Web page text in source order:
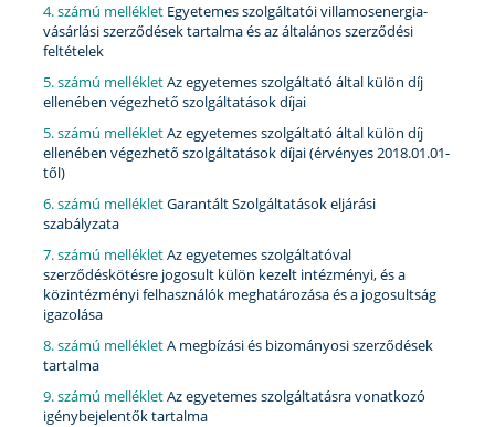
4. számú melléklet Egyetemes szolgáltatói villamosenergia-
vásárlási szerződések tartalma és az általános szerződési
feltételek
5. számú mellékletAz egyetemes szolgáltató által külön díj
ellenében végezhető szolgáltatások díjai
5. számú mellékletAz egyetemes szolgáltató által külön díj
ellenében végezhető szolgáltatások díjai (érvényes 2018.01.01-
től)
6. számú mellékletGarantált Szolgáltatások eljárási
szabályzata
7. számú mellékletAz egyetemes szolgáltatóval
szerződéskötésre jogosult külön kezelt intézményi, és a
közintézményi felhasználók meghatározása és a jogosultság
igazolása
8. számú mellékletA megbízási és bizományosi szerződések
tartalma
9. számú mellékletAz egyetemes szolgáltatásra vonatkozó
igénybejelentők tartalma